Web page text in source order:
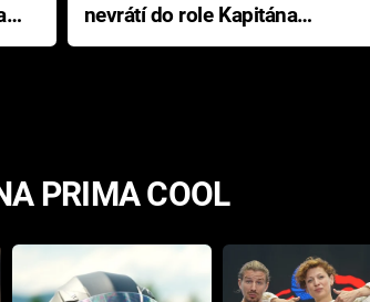
nevrátí do role Kapitána
Ameriky
PRIMA COOL